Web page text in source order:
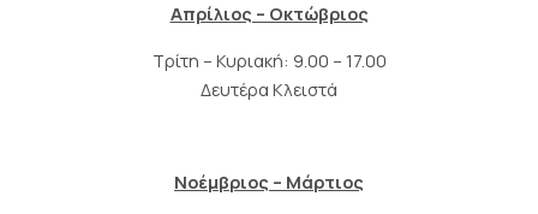
Απρίλιος – Οκτώβριος
Τρίτη – Κυριακή: 9.00 – 17.00
Δευτέρα Κλειστά
Νοέμβριος – Μάρτιος